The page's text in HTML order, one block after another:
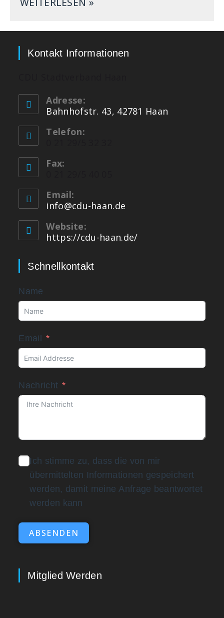
WEITERLESEN »
Kontakt Informationen
Adresse:
Bahnhofstr. 43, 42781 Haan
Telefon:
Fax:
Email:
info@cdu-haan.de
Website:
https://cdu-haan.de/
Schnellkontakt
Name
Email
Nachricht
Ich stimme zu, dass die von mir
übermittelten Informationen gespeichert
werden, damit meine Anfrage beantwortet
werden kann
ABSENDEN
Mitglied Werden